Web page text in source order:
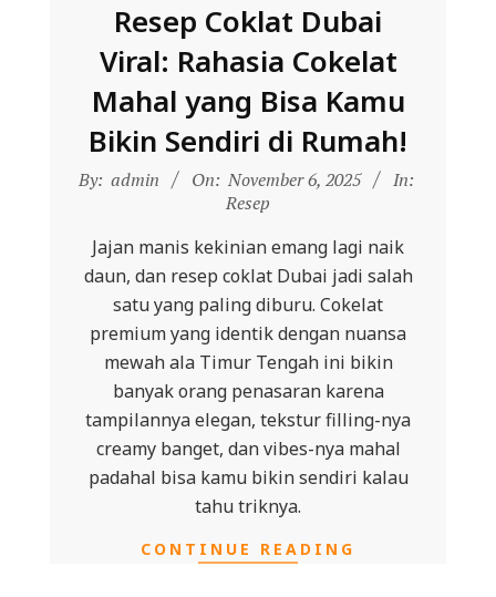
Resep Coklat Dubai
Viral: Rahasia Cokelat
Mahal yang Bisa Kamu
Bikin Sendiri di Rumah!
2025-
By: admin On: November 6, 2025
In:
Resep
Jajan manis kekinian emang lagi naik
daun, dan resep coklat Dubai jadi salah
satu yang paling diburu. Cokelat
premium yang identik dengan nuansa
mewah ala Timur Tengah ini bikin
banyak orang penasaran karena
tampilannya elegan, tekstur filling-nya
creamy banget, dan vibes-nya mahal
padahal bisa kamu bikin sendiri kalau
tahu triknya.
CONTINUE READING